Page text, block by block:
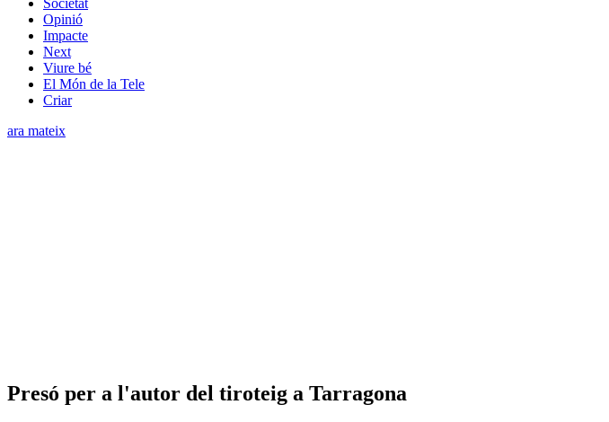
Opinió
Impacte
Next
Viure bé
El Món de la Tele
Criar
ara mateix
Presó per a l'autor del tiroteig a Tarragona